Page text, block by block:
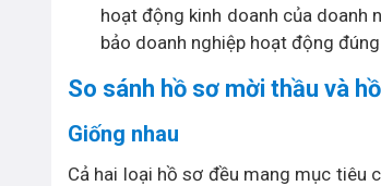
hoạt động kinh doanh của doanh
bảo doanh nghiệp hoạt động
So sánh hồ sơ mời thầu và
Giống nhau
Cả hai loại hồ sơ đều mang mục tiêu